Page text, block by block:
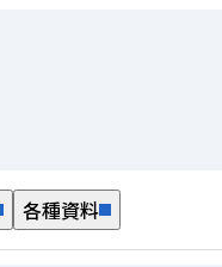
各種資料